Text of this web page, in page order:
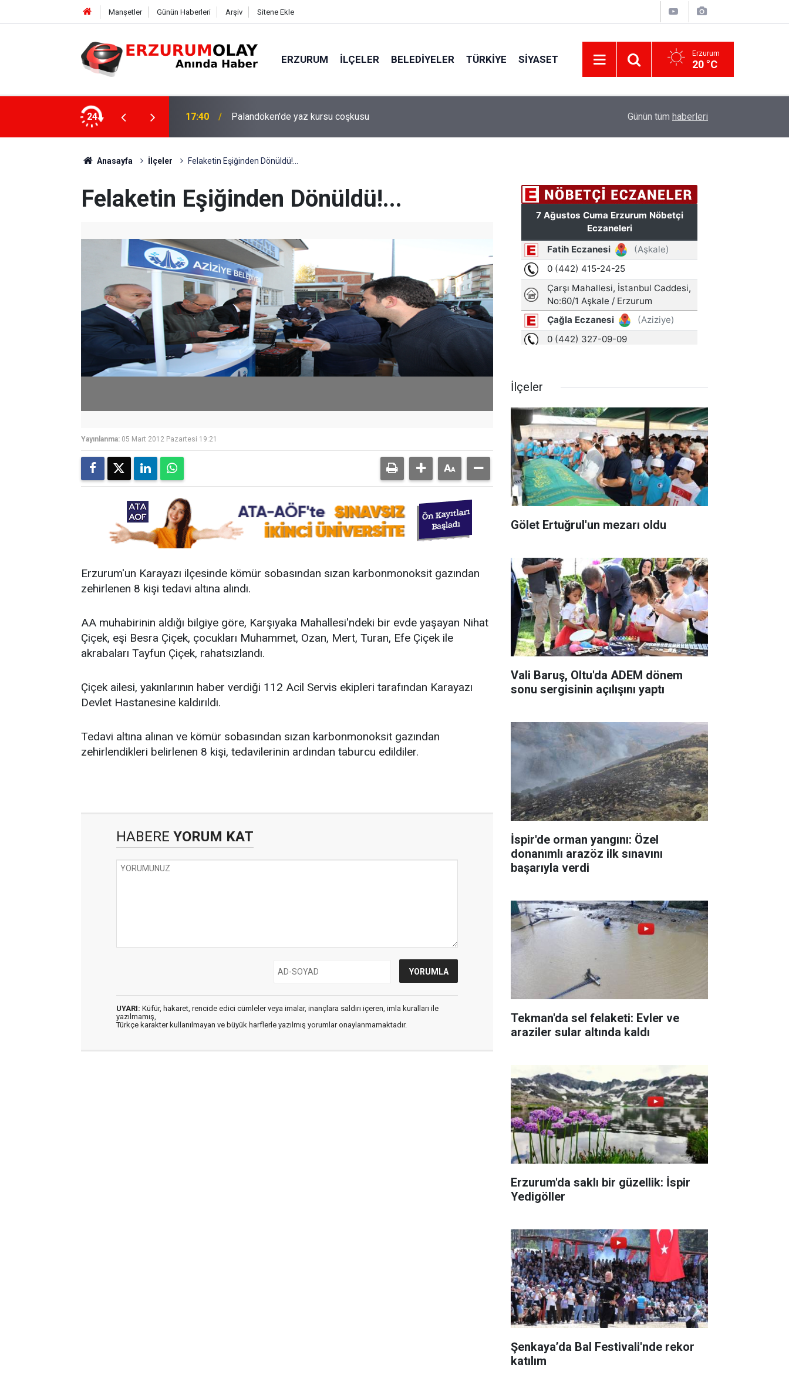
Manşetler Günün Haberleri Arşiv Sitene Ekle
ERZURUM İLÇELER BELEDIYELER TÜRKIYE SIYASET Erzurum
20 °C
24 17:37 TÜBİTAK desteği aldı Erzurum’da gıda ve yem işletmelerine sıkı
Günün tüm haberleri
Anasayfa İlçeler Felaketin Eşiğinden Dönüldü!...
Felaketin Eşiğinden Dönüldü!...
Yayınlanma: 05 Mart 2012 Pazartesi 19:21
Erzurum'un Karayazı ilçesinde kömür sobasından sızan karbonmonoksit gazından
zehirlenen 8 kişi tedavi altına alındı.
AA muhabirinin aldığı bilgiye göre, Karşıyaka Mahallesi'ndeki bir evde yaşayan Nihat
Çiçek, eşi Besra Çiçek, çocukları Muhammet, Ozan, Mert, Turan, Efe Çiçek ile
akrabaları Tayfun Çiçek, rahatsızlandı.
Çiçek ailesi, yakınlarının haber verdiği 112 Acil Servis ekipleri tarafından Karayazı
Devlet Hastanesine kaldırıldı.
Tedavi altına alınan ve kömür sobasından sızan karbonmonoksit gazından
zehirlendikleri belirlenen 8 kişi, tedavilerinin ardından taburcu edildiler.
HABERE YORUM KAT
UYARI: Küfür, hakaret, rencide edici cümleler veya imalar, inançlara saldırı içeren, imla kuralları ile
yazılmamış,
Türkçe karakter kullanılmayan ve büyük harflerle yazılmış yorumlar onaylanmamaktadır.
İlçeler
Gölet Ertuğrul'un mezarı oldu
Vali Baruş, Oltu'da ADEM dönem
sonu sergisinin açılışını yaptı
İspir'de orman yangını: Özel
donanımlı arazöz ilk sınavını
başarıyla verdi
Tekman'da sel felaketi: Evler ve
araziler sular altında kaldı
Erzurum'da saklı bir güzellik: İspir
Yedigöller
Şenkaya’da Bal Festivali'nde rekor
katılım